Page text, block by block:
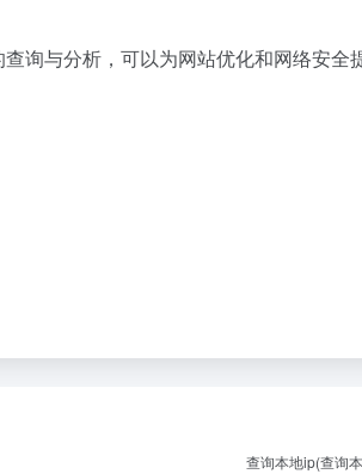
询与分析，可以为网站优化和网络安全
查询本地ip(查询